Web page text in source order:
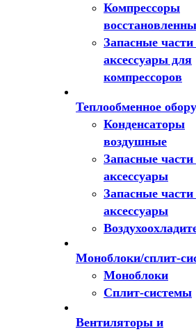
Компрессоры
Запасные части
аксессуары для
компрессоров
Теплообменное
Конденсаторы
воздушные
Запасные части
аксессуары
Запасные части
аксессуары
Моноблоки/сплит-
Моноблоки
Сплит-системы
Вентиляторы и